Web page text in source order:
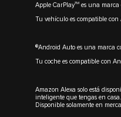
Apple CarPlayTM es una marca
Tu vehículo es compatible
®Android Auto es una marca
Tu coche es compatible con
Amazon Alexa solo está
inteligente que tengas en
Disponible solamente en